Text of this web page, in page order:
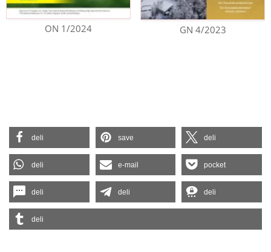
ON 1/2024 GN 4/2023
deli save deli
deli e-mail pocket
deli deli deli
deli